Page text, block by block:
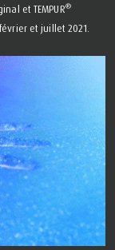
et TEMPUR®
et juillet 2021.